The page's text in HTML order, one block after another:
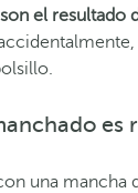
el resultado
es
una